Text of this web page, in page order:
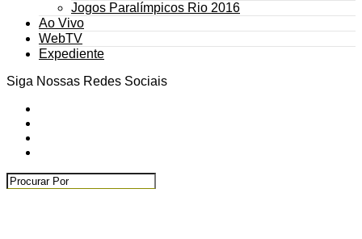
Jogos Paralímpicos Rio 2016
Ao Vivo
WebTV
Expediente
Siga Nossas Redes Sociais